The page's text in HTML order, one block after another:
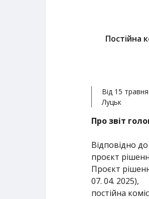
Постійна
Від 15
Луцьк
Прозвіт
Відповідно
проєкт
Проєкт
07. 04. 2025),
постійна